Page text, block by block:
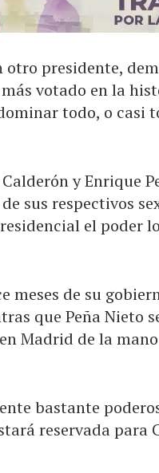
presidente,
votado en la
todo, o casi
y Enrique
sus respectivos
el poder
meses de su
que Peña Nieto
Madrid de la
bastante
reservada para